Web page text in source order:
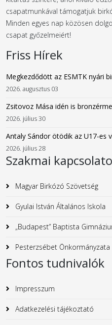
csapatmunkával támogatjuk
Minden egyes nap közösen
csapat győzelmeiért!
Friss Hírek
Megkezdődött az ESMTK nyári
2026. augusztus 03
Zsitovoz Mása idén is
2026. július 30
Antaly Sándor ötödik az U17-es
2026. július 28
Szakmai
Magyar Birkózó Szövetség
Gyulai István Általános Iskola
„Budapest” Baptista
Pesterzsébet Önkormányzata
Fontos tudnivalók
Impresszum
Adatkezelési tájékoztató